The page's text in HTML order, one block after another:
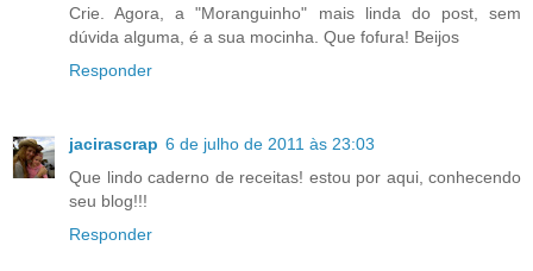
Crie. Agora, a "Moranguinho" mais linda do post, sem
dúvida alguma, é a sua mocinha. Que fofura! Beijos
Responder
jacirascrap 6 de julho de 2011 às 23:03
Que lindo caderno de receitas! estou por aqui, conhecendo
seu blog!!!
Responder